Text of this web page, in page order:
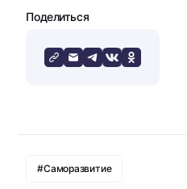
Поделиться
#Саморазвитие